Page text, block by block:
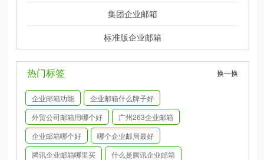
集团企业邮箱
标准版企业邮箱
热门标签 换一换
企业邮箱功能
企业邮箱什么牌子好
外贸公司邮箱用哪个好
广州263企业邮箱
企业邮箱哪个好
哪个企业邮局最好
腾讯企业邮箱哪里买
什么是腾讯企业邮箱